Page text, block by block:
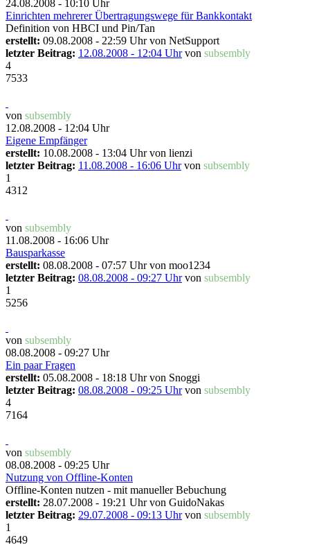
24.08.2008 - 10:10 Uhr
Einrichten mehrerer Übertragungswege für Bankkontakt
Definition von HBCI und Pin/Tan
erstellt: 09.08.2008 - 22:59 Uhr von NetSupport
letzter Beitrag: 12.08.2008 - 12:04 Uhrvon subsembly
4
7533
von subsembly
12.08.2008 - 12:04 Uhr
Eigene Empfänger
erstellt: 10.08.2008 - 13:04 Uhr von lienzi
letzter Beitrag: 11.08.2008 - 16:06 Uhrvon subsembly
1
4312
von subsembly
11.08.2008 - 16:06 Uhr
Bausparkasse
erstellt: 08.08.2008 - 07:57 Uhr von moo1234
letzter Beitrag: 08.08.2008 - 09:27 Uhrvon subsembly
1
5256
von subsembly
08.08.2008 - 09:27 Uhr
Ein paar Fragen
erstellt: 05.08.2008 - 18:18 Uhr von Snoggi
letzter Beitrag: 08.08.2008 - 09:25 Uhrvon subsembly
4
7164
von subsembly
08.08.2008 - 09:25 Uhr
Nutzung von Offline-Konten
Offline-Konten nutzen - mit manueller Bebuchung
erstellt: 28.07.2008 - 19:21 Uhr von GuidoNakas
letzter Beitrag: 29.07.2008 - 09:13 Uhrvon subsembly
1
4649